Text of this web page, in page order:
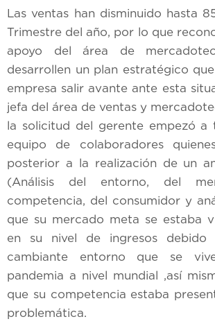
Las ventas han disminuido hasta
Trimestre del año, por lo que
apoyo del área de
desarrollen un plan estratégico
empresa salir avante ante esta
jefa del área de ventas y
la solicitud del gerente empezó a
equipo de colaboradores
posterior a la realización de un
(Análisis del entorno, del
competencia, del consumidor y
que su mercado meta se estaba
en su nivel de ingresos
cambiante entorno que se
pandemia a nivel mundial ,así
que su competencia estaba
problemática.